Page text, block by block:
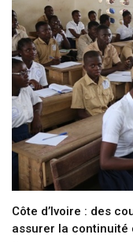
Côte d’Ivoire : des
assurer la continuité